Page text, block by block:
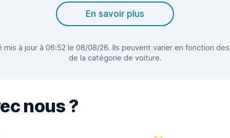
En savoir plus
à jour à 06:52 le 08/08/26. Ils peuvent varier en fonction
de la catégorie de voiture.
nous ?